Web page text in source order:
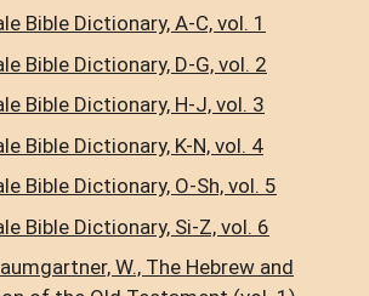
Bible Dictionary, A-C, vol. 1
Bible Dictionary, D-G, vol. 2
Bible Dictionary, H-J, vol. 3
Bible Dictionary, K-N, vol. 4
Bible Dictionary, O-Sh, vol. 5
Bible Dictionary, Si-Z, vol. 6
W., The Hebrew and